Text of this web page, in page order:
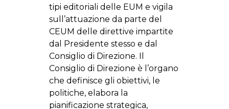
tipi editoriali delle EUM e vigila
sull’attuazione da parte del
CEUM delle direttive impartite
dal Presidente stesso e dal
Consiglio di Direzione. Il
Consiglio di Direzione è l’organo
che definisce gli obiettivi, le
politiche, elabora la
pianificazione strategica,